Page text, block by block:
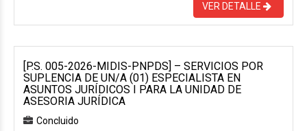
VER DETALLE
[P.S. 005-2026-MIDIS-PNPDS] – SERVICIOS POR
SUPLENCIA DE UN/A (01) ESPECIALISTA EN
ASUNTOS JURÍDICOS I PARA LA UNIDAD DE
ASESORIA JURÍDICA
Concluido